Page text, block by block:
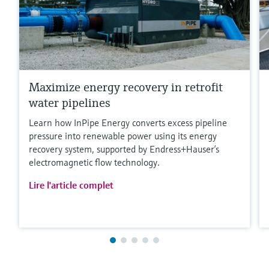
Maximize energy recovery in retrofit
water pipelines
Learn how InPipe Energy converts excess pipeline
pressure into renewable power using its energy
recovery system, supported by Endress+Hauser’s
electromagnetic flow technology.
Lire l'article complet